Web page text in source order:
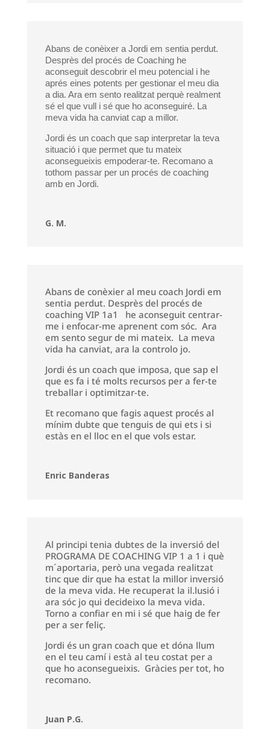
Abans de conèixer a Jordi em sentia perdut.
Desprès del procés de Coaching he
aconseguit descobrir el meu potencial i he
aprés eines potents per gestionar el meu dia
a dia. Ara em sento realitzat perquè realment
sé el que vull i sé que ho aconseguiré. La
meva vida ha canviat cap a millor.
Jordi és un coach que sap interpretar la teva
situació i que permet que tu mateix
aconsegueixis empoderar-te. Recomano a
tothom passar per un procés de coaching
amb en Jordi.
G. M.
Abans de conèxier al meu coach Jordi em
sentia perdut. Desprès del procés de
coaching VIP 1a1 he aconseguit centrar-
me i enfocar-me aprenent com sóc. Ara
em sento segur de mi mateix. La meva
vida ha canviat, ara la controlo jo.
Jordi és un coach que imposa, que sap el
que es fa i té molts recursos per a fer-te
treballar i optimitzar-te.
Et recomano que fagis aquest procés al
mínim dubte que tenguis de qui ets i si
estàs en el lloc en el que vols estar.
Enric Banderas
Al principi tenia dubtes de la inversió del
PROGRAMA DE COACHING VIP 1 a 1 i què
m´aportaria, però una vegada realitzat
tinc que dir que ha estat la millor inversió
de la meva vida. He recuperat la il.lusió i
ara sóc jo qui decideixo la meva vida.
Torno a confiar en mi i sé que haig de fer
per a ser feliç.
Jordi és un gran coach que et dóna llum
en el teu camí i està al teu costat per a
que ho aconsegueixis. Gràcies per tot, ho
recomano.
Juan P.G.